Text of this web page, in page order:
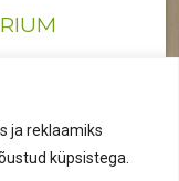
ja reklaamiks
küpsistega.